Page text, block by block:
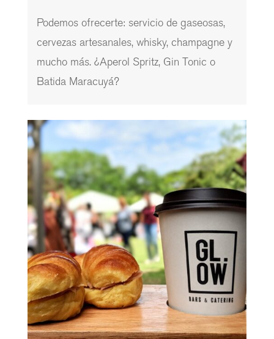
Podemos ofrecerte: servicio de gaseosas,
cervezas artesanales, whisky, champagne y
mucho más. ¿Aperol Spritz, Gin Tonic o
Batida Maracuyá?